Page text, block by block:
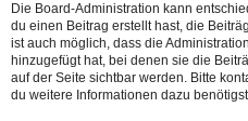
Die Board-Administration kann
du einen Beitrag erstellt hast, die
ist auch möglich, dass die
hinzugefügt hat, bei denen sie die
auf der Seite sichtbar werden. Bitte
du weitere Informationen dazu